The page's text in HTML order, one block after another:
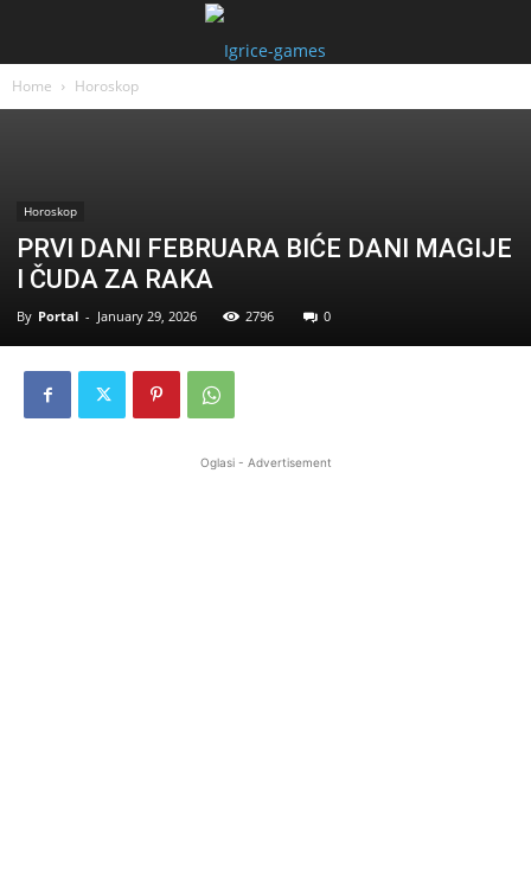
Home Horoskop
Horoskop
PRVI DANI FEBRUARA BIĆE DANI MAGIJE
I ČUDA ZA RAKA
By Portal - January 29, 2026 2796 0
Oglasi - Advertisement